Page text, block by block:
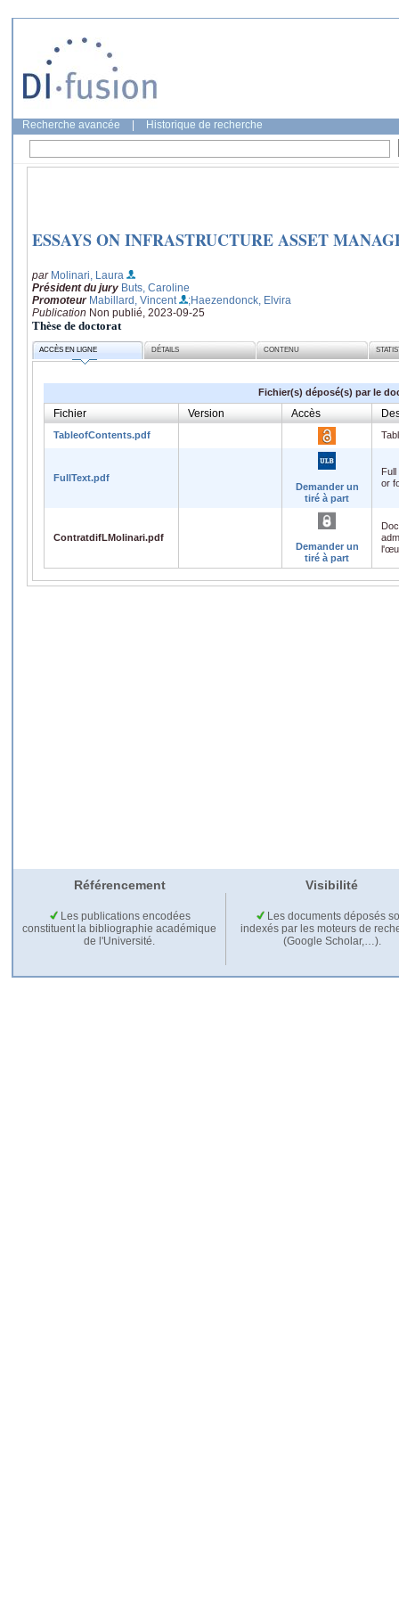
Recherche avancée Historique de recherche
ESSAYS ON INFRASTRUCTURE ASSET
par Molinari, Laura
Président du jury Buts, Caroline
Promoteur Mabillard, Vincent
;Haezendonck, Elvira
Publication Non publié, 2023-09-25
Thèse de doctorat
ACCÈS EN LIGNE DÉTAILS CONTENU
Fichier(s) déposé(s) par le
Fichier Version Accès
TableofContents.pdf
FullText.pdf
Demander un
tiré à part
or
ContratdifLMolinari.pdf
Demander un
tiré à part
Référencement Visibilité
Les publications encodées
constituent la bibliographie académique
de l'Université.
Les documents déposés
indexés par les moteurs de
(Google Scholar,…).